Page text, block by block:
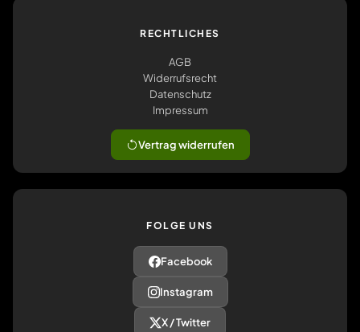
RECHTLICHES
AGB
Widerrufsrecht
Datenschutz
Impressum
Vertrag widerrufen
FOLGE UNS
Facebook
Instagram
X / Twitter